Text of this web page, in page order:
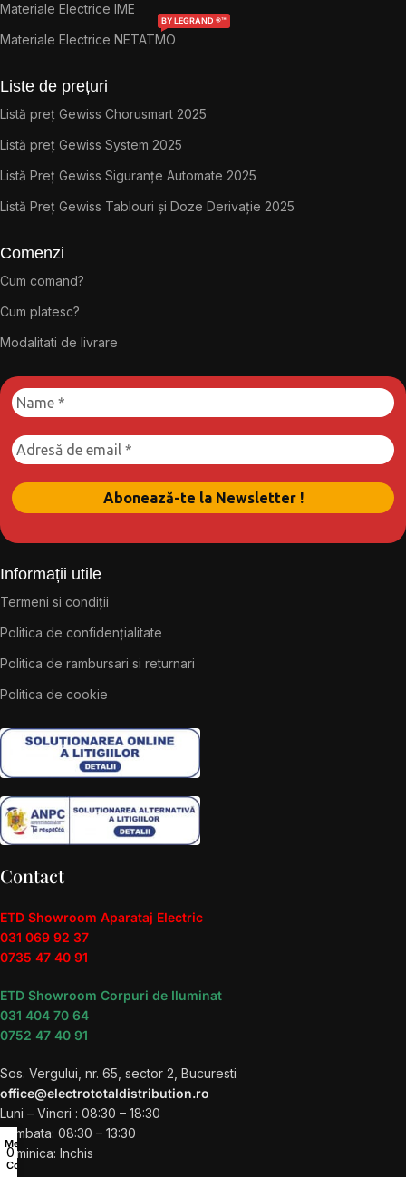
Materiale Electrice IME
Materiale Electrice NETATMO
BY LEGRAND ®™
Liste de prețuri
Listă preț Gewiss Chorusmart 2025
Listă preț Gewiss System 2025
Listă Preț Gewiss Siguranțe Automate 2025
Listă Preț Gewiss Tablouri și Doze Derivație 2025
Comenzi
Cum comand?
Cum platesc?
Modalitati de livrare
Informații utile
Termeni si condiții
Politica de confidențialitate
Politica de rambursari si returnari
Politica de cookie
Contact
ETD Showroom Aparataj Electric
031 069 92 37
0735 47 40 91
ETD Showroom Corpuri de Iluminat
031 404 70 64
0752 47 40 91
Sos. Vergului, nr. 65, sector 2, Bucuresti
office@electrototaldistribution.ro
Luni – Vineri : 08:30 – 18:30
Sambata: 08:30 – 13:30
Duminica: Inchis
Menu
0
Coș